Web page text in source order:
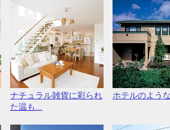
ナチュラル雑貨に彩られ
た温も...
ホテルのよう